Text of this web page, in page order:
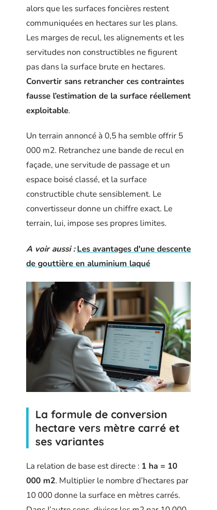
alors que les surfaces foncières restent
communiquées en hectares sur les plans.
Les marges de recul, les alignements et les
servitudes non constructibles ne figurent
pas dans la surface brute en hectares.
Convertir sans retrancher ces contraintes
fausse l’estimation de la surface réellement
exploitable.
Un terrain annoncé à 0,5 ha semble offrir 5
000 m2. Retranchez une bande de recul en
façade, une servitude de passage et un
espace boisé classé, et la surface
constructible chute sensiblement. Le
convertisseur donne un chiffre exact. Le
terrain, lui, impose ses propres limites.
A voir aussi : Les avantages d'une descente
de gouttière en aluminium laqué
La formule de conversion
hectare vers mètre carré et
ses variantes
La relation de base est directe : 1 ha = 10
000 m2. Multiplier le nombre d’hectares par
10 000 donne la surface en mètres carrés.